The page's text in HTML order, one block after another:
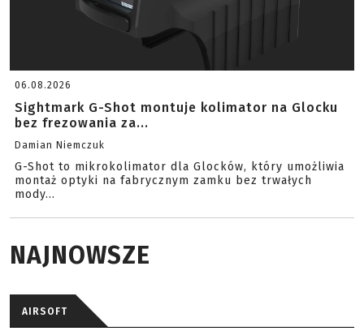
06.08.2026
Sightmark G-Shot montuje kolimator na Glocku
bez frezowania za...
Damian Niemczuk
G-Shot to mikrokolimator dla Glocków, który umożliwia
montaż optyki na fabrycznym zamku bez trwałych
mody...
NAJNOWSZE
AIRSOFT